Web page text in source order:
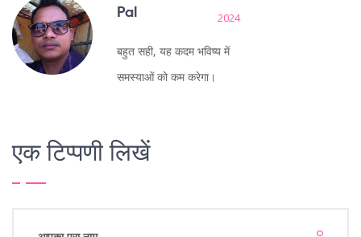
Pal
2024
बहुत सही, यह कदम भविष्य में
समस्याओं को कम करेगा।
एक टिप्पणी लिखें